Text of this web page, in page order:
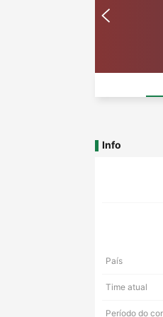
Info
País
Time atual
Período do